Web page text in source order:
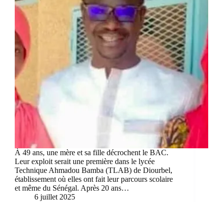
À 49 ans, une mère et sa fille décrochent le BAC.
Leur exploit serait une première dans le lycée
Technique Ahmadou Bamba (TLAB) de Diourbel,
établissement où elles ont fait leur parcours scolaire
et même du Sénégal. Après 20 ans…
6 juillet 2025